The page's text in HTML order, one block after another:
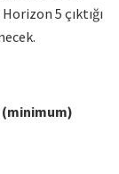
5 çıktığı